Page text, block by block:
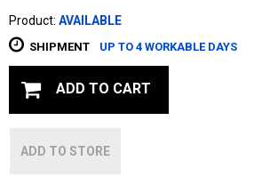
Product: AVAILABLE
SHIPMENT UP TO 4 WORKABLE DAYS
ADD TO CART
ADD TO STORE